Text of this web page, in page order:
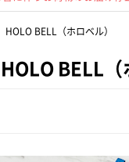
HOLO BELL（ホロベル）
HOLO BELL（